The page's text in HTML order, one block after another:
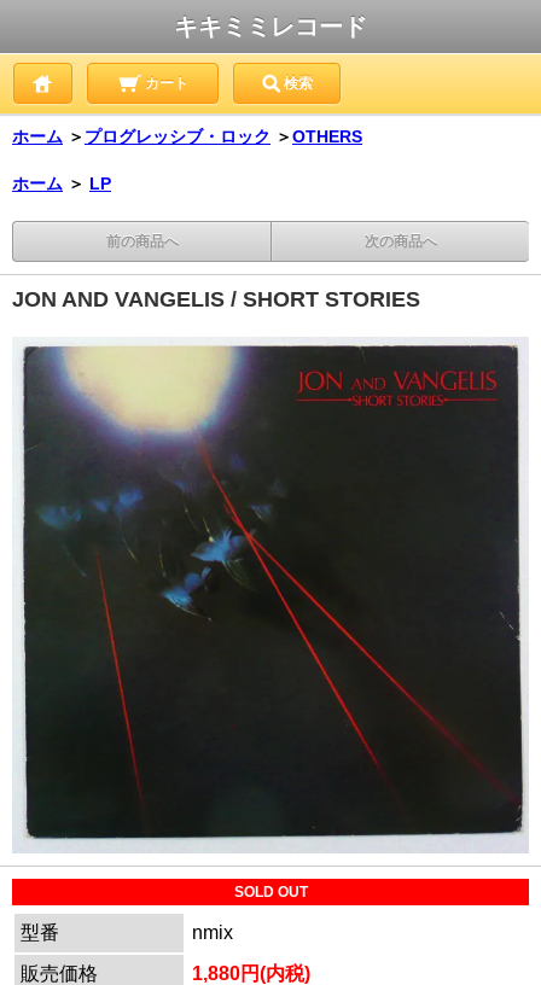
キキミミレコード
カート 検索
ホーム ＞ プログレッシブ・ロック ＞OTHERS
ホーム ＞ LP
前の商品へ 次の商品へ
JON AND VANGELIS / SHORT STORIES
SOLD OUT
型番
nmix
販売価格
1,880円(内税)